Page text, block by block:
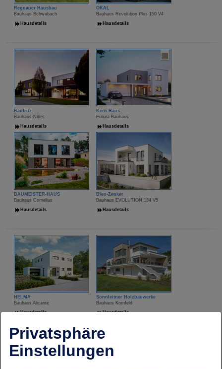
Regnauer Hausbau
Bauhaus Schwabach
Hausdetails
OKAL
Bauhaus Revolution Plus 150 V4
Hausdetails
Baufritz
Bauhaus Nilles
Hausdetails
Kern-Haus
Futura Bauhaus
Hausdetails
BAUMEISTER-HAUS
Bauhaus Cornelius
Hausdetails
Bien-Zenker
Bauhaus EVOLUTION 134 V5
Hausdetails
HELMA
Bauhaus Alicante
Hausdetails
Sonnleitner Holzbauwerke
Bauhaus Kornfeld
Hausdetails
Privatsphäre
Einstellungen